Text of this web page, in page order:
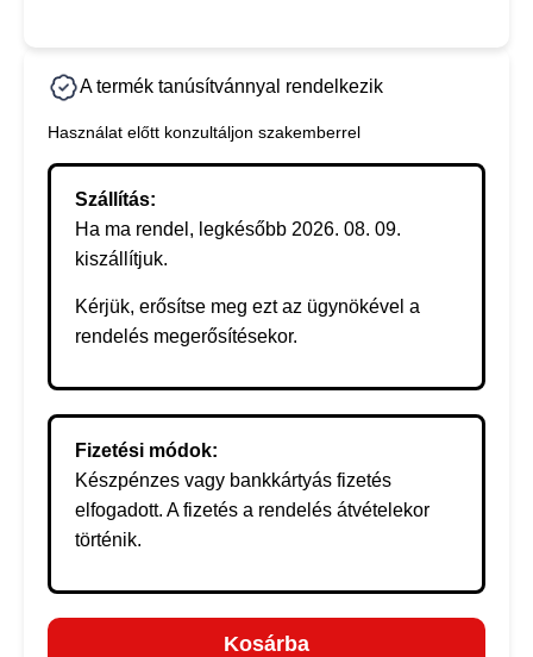
A termék tanúsítvánnyal rendelkezik
Használat előtt konzultáljon szakemberrel
Szállítás:
Ha ma rendel, legkésőbb 2026. 08. 09.
kiszállítjuk.
Kérjük, erősítse meg ezt az ügynökével a
rendelés megerősítésekor.
Fizetési módok:
Készpénzes vagy bankkártyás fizetés
elfogadott. A fizetés a rendelés átvételekor
történik.
Kosárba